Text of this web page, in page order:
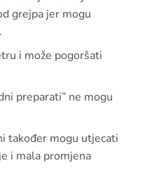
grejpa jer mogu
i može pogoršati
preparati” ne mogu
također mogu utjecati
i mala promjena